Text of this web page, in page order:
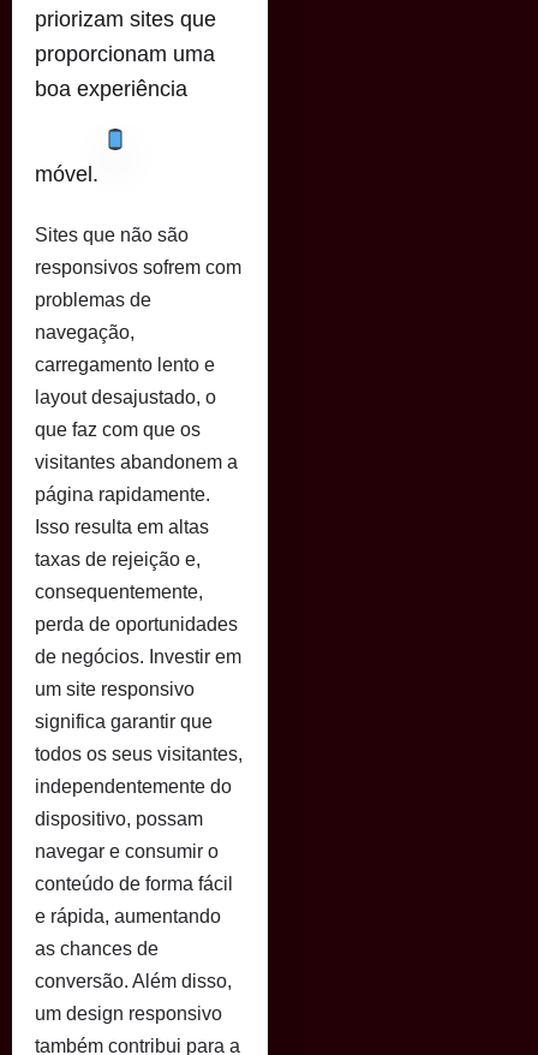
priorizam sites que
proporcionam uma
boa experiência
móvel.
Sites que não são
responsivos sofrem com
problemas de
navegação,
carregamento lento e
layout desajustado, o
que faz com que os
visitantes abandonem a
página rapidamente.
Isso resulta em altas
taxas de rejeição e,
consequentemente,
perda de oportunidades
de negócios. Investir em
um site responsivo
significa garantir que
todos os seus visitantes,
independentemente do
dispositivo, possam
navegar e consumir o
conteúdo de forma fácil
e rápida, aumentando
as chances de
conversão. Além disso,
um design responsivo
também contribui para a